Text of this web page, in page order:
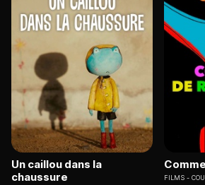
Un caillou dans la
chaussure
FILMS